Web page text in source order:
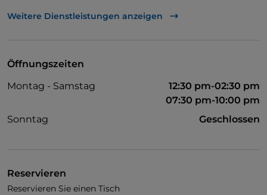
Mastercard
Weitere Dienstleistungen anzeigen
Öffnungszeiten
Montag - Samstag
12:30 pm-02:30 pm
07:30 pm-10:00 pm
Sonntag
Geschlossen
Reservieren
Reservieren Sie einen Tisch